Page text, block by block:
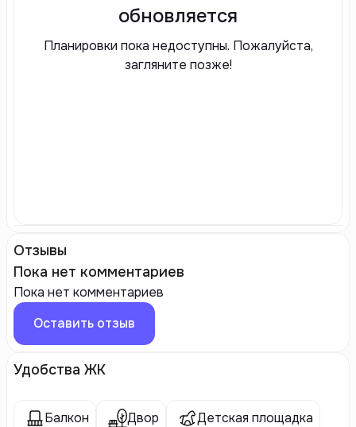
обновляется
Планировки пока недоступны. Пожалуйста,
загляните позже!
Отзывы
Пока нет комментариев
Пока нет комментариев
Оставить отзыв
Удобства ЖК
Балкон Двор Детская площадка